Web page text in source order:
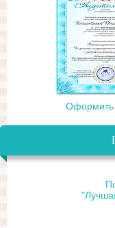
Оформить